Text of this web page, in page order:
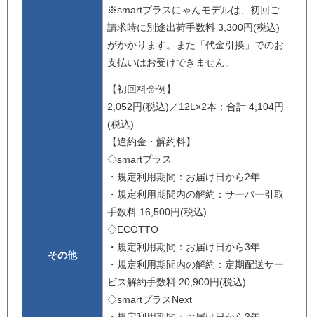
※smartプラスにゃんモデルは、初回ご
請求時に別途出荷手数料 3,300円(税込)
がかかります。また「代金引換」でのお
支払いはお受けできません。
その他
【初回料金例】
2,052円(税込)／12L×2本：合計 4,104円
(税込)
【違約金・解約料】
◇smartプラス
・規定利用期間：お届け日から2年
・規定利用期間内の解約：サーバー引取
手数料 16,500円(税込)
◇ECOTTO
・規定利用期間：お届け日から3年
・規定利用期間内の解約：定期配送サー
ビス解約手数料 20,900円(税込)
◇smartプラスNext